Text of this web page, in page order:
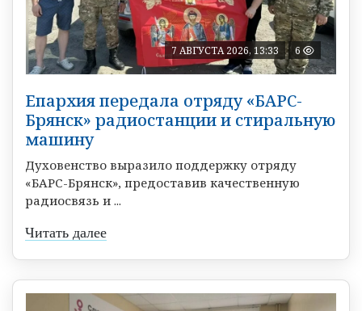
7 АВГУСТА 2026, 13:33 6
Епархия передала отряду «БАРС-
Брянск» радиостанции и стиральную
машину
Духовенство выразило поддержку отряду
«БАРС-Брянск», предоставив качественную
радиосвязь и ...
Читать далее